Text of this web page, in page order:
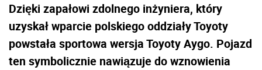
Dzięki zapałowi zdolnego inżyniera, który
uzyskał wparcie polskiego oddziały Toyoty
powstała sportowa wersja Toyoty Aygo. Pojazd
ten symbolicznie nawiązuje do wznowienia